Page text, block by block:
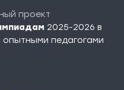
проект
2025-2026 в
опытными педагогами